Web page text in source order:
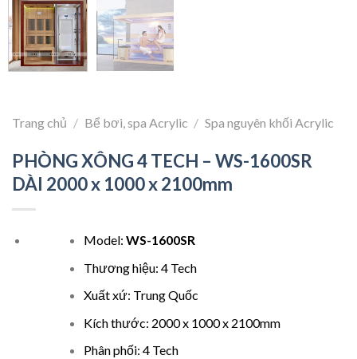
Trang chủ / Bể bơi, spa Acrylic / Spa nguyên khối Acrylic
PHÒNG XÔNG 4 TECH – WS-1600SR
DÀI 2000 x 1000 x 2100mm
Model: WS-1600SR
Thương hiệu: 4 Tech
Xuất xứ: Trung Quốc
Kích thước: 2000 x 1000 x 2100mm
Phân phối: 4 Tech